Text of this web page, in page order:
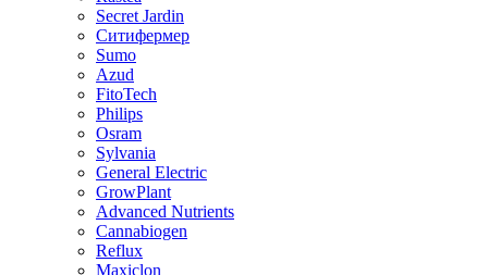
Secret Jardin
Ситифермер
Sumo
Azud
FitoTech
Philips
Osram
Sylvania
General Electric
GrowPlant
Advanced Nutrients
Cannabiogen
Reflux
Maxiclon